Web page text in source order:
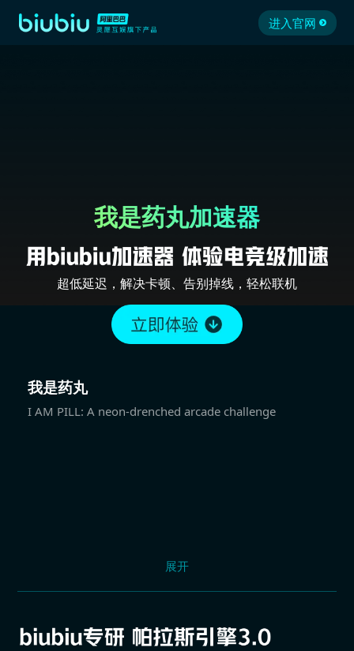
进入官网
我是药丸加速器
超低延迟，解决卡顿、告别掉线，轻松联机
我是药丸
I AM PILL: A neon-drenched arcade challenge
展开